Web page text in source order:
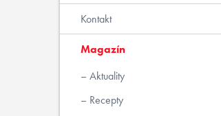
Kontakt
Magazín
Aktuality
Recepty